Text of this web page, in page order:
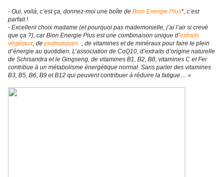
- Oui, voilà, c’est ça, donnez-moi une boîte de Bion Energie Plus*, c’est
parfait !
- Excellent choix madame (et pourquoi pas mademoiselle, j’ai l’air si crevé
que ça ?), car Bion Energie Plus est une combinaison unique d’extraits
végétaux, de probiotiques , de vitamines et de minéraux pour faire le plein
d’énergie au quotidien. L’association de CoQ10, d’extraits d’origine naturelle
de Schisandra et le Gingseng, de vitamines B1, B2, B8, vitamines C et Fer
contribue à un métabolisme énergétique normal. Sans parler des vitamines
B3, B5, B6, B9 et B12 qui peuvent contribuer à réduire la fatigue… »